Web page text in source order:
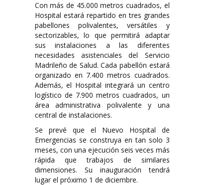
Con más de 45.000 metros cuadrados, el
Hospital estará repartido en tres grandes
pabellones polivalentes, versátiles y
sectorizables, lo que permitirá adaptar
sus instalaciones a las diferentes
necesidades asistenciales del Servicio
Madrileño de Salud. Cada pabellón estará
organizado en 7.400 metros cuadrados.
Además, el Hospital integrará un centro
logístico de 7.900 metros cuadrados, un
área administrativa polivalente y una
central de instalaciones.
Se prevé que el Nuevo Hospital de
Emergencias se construya en tan solo 3
meses, con una ejecución seis veces más
rápida que trabajos de similares
dimensiones. Su inauguración tendrá
lugar el próximo 1 de diciembre.